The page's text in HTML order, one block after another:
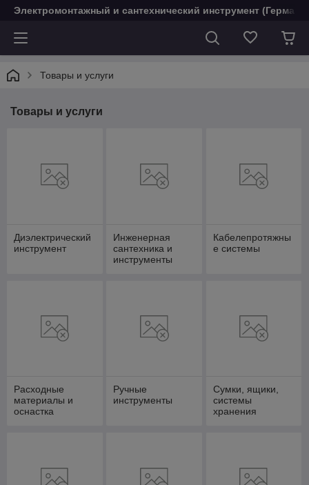
Электромонтажный и сантехнический инструмент
Товары и услуги
Товары и услуги
Диэлектрический
инструмент
Инженерная
сантехника и
инструменты
Кабелепротяжны
е системы
Расходные
материалы и
оснастка
Ручные
инструменты
Сумки, ящики,
системы
хранения